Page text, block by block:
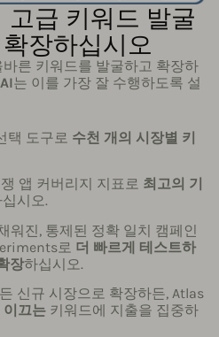
급 키워드 발굴
장하십시오
른 키워드를 발굴하고 확장하
는 이를 가장 잘 수행하도록 설
택 도구로 수천 개의 시장별 키
앱 커버리지 지표로 최고의 기
시오.
워진, 통제된 정확 일치 캠페인
로 더 빠르게 테스트하
장하십시오.
신규 시장으로 확장하든, Atlas
이끄는 키워드에 지출을 집중하